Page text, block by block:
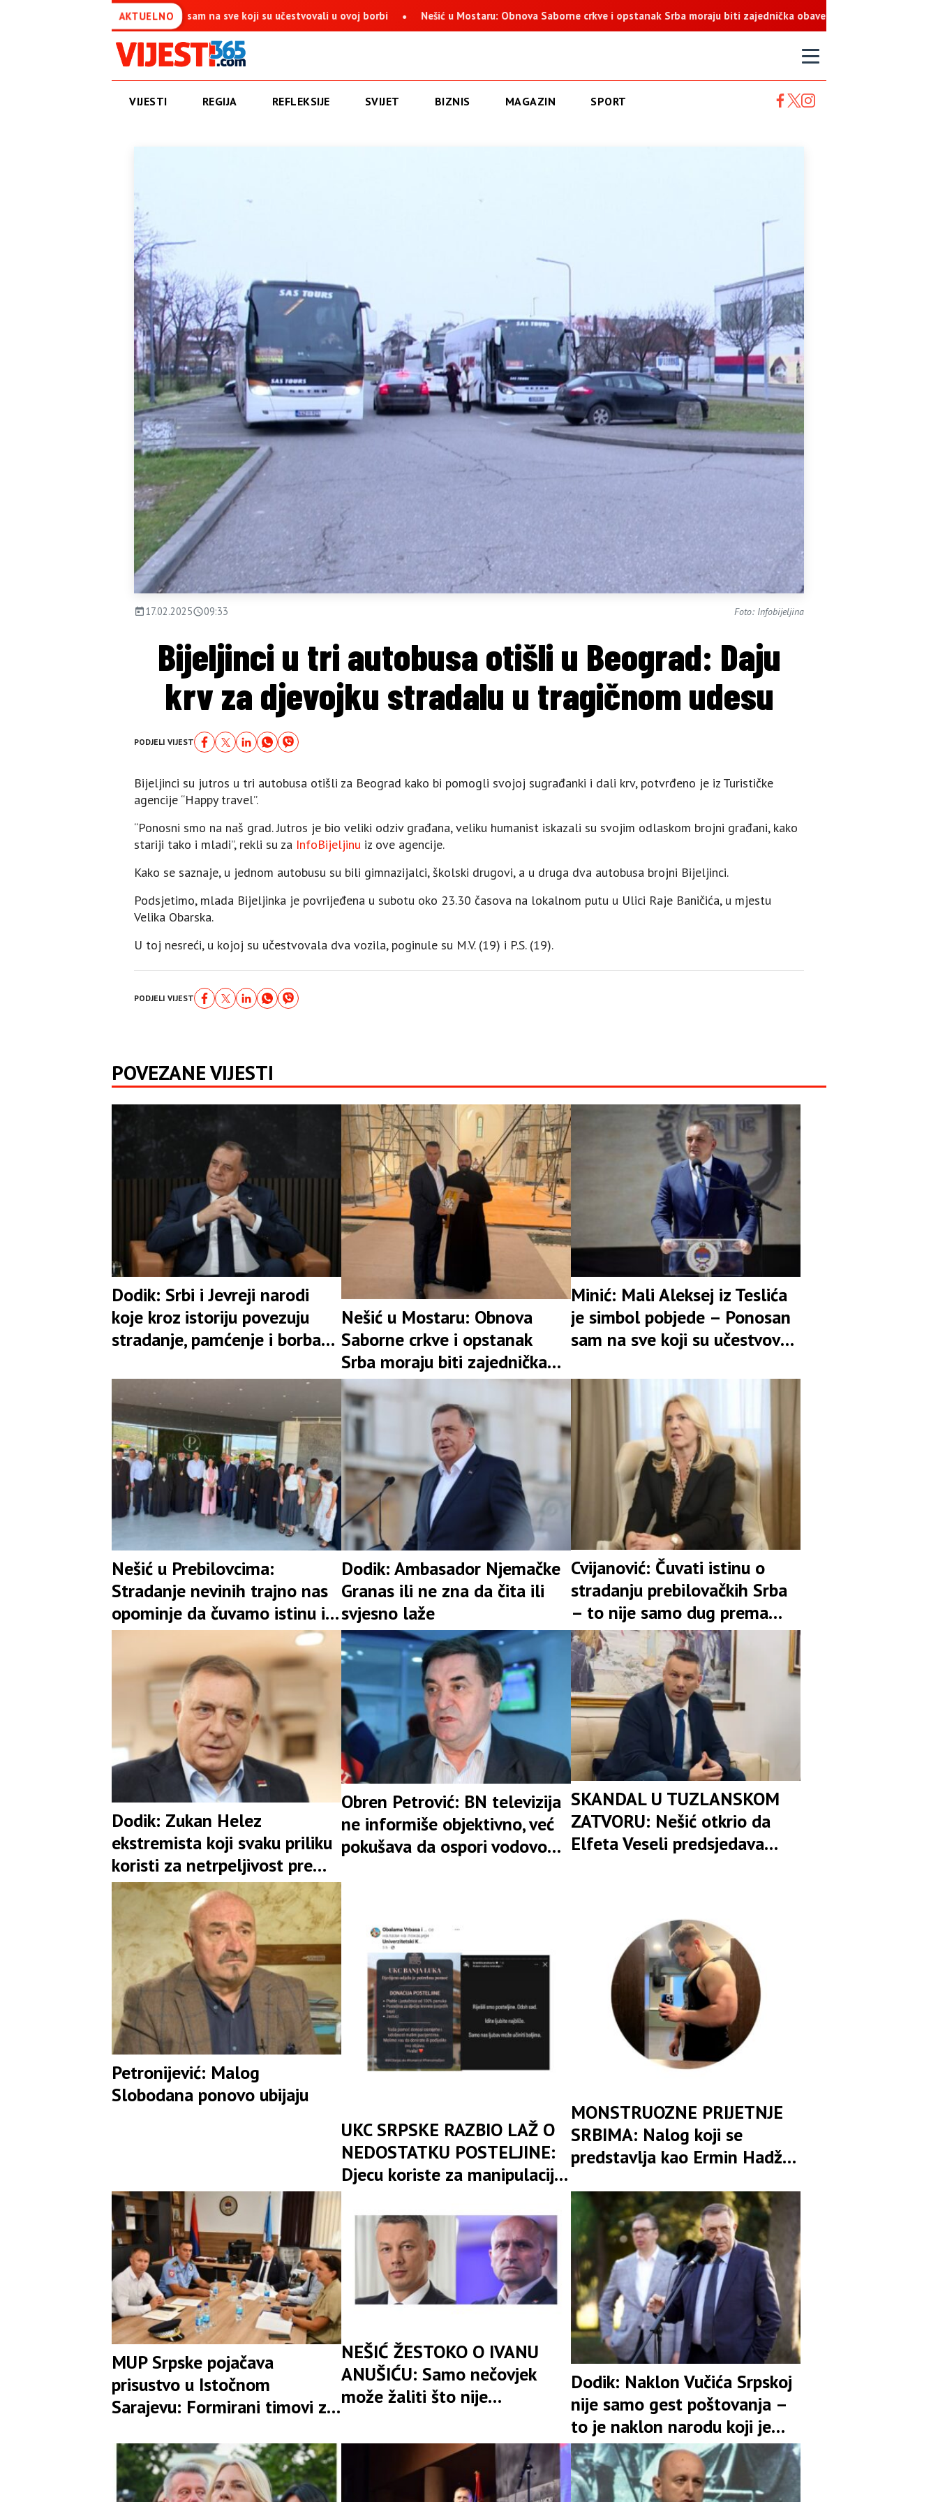
AKTUELNO
simbol pobjede – Ponosan sam na sve koji su učestvovali u ovoj borbi Nešić u Mostaru: Obnova Saborne crkve i opstanak Srba moraju biti zajednička obaveza
VIJESTI REGIJA REFLEKSIJE SVIJET BIZNIS MAGAZIN SPORT
17.02.2025 09:33 Foto: Infobijeljina
Bijeljinci u tri autobusa otišli u Beograd: Daju
krv za djevojku stradalu u tragičnom udesu
PODJELI VIJEST
Bijeljinci su jutros u tri autobusa otišli za Beograd kako bi pomogli svojoj sugrađanki i dali krv, potvrđeno je iz Turističke
agencije “Happy travel”.
“Ponosni smo na naš grad. Jutros je bio veliki odziv građana, veliku humanist iskazali su svojim odlaskom brojni građani, kako
stariji tako i mladi”, rekli su za InfoBijeljinu iz ove agencije.
Kako se saznaje, u jednom autobusu su bili gimnazijalci, školski drugovi, a u druga dva autobusa brojni Bijeljinci.
Podsjetimo, mlada Bijeljinka je povrijeđena u subotu oko 23.30 časova na lokalnom putu u Ulici Raje Baničića, u mjestu
Velika Obarska.
U toj nesreći, u kojoj su učestvovala dva vozila, poginule su M.V. (19) i P.S. (19).
PODJELI VIJEST
POVEZANE VIJESTI
Dodik: Srbi i Јevreji narodi
koje kroz istoriju povezuju
stradanje, pamćenje i borba
Nešić u Mostaru: Obnova
Saborne crkve i opstanak
Srba moraju biti zajednička
obaveza
Minić: Mali Aleksej iz Teslića
je simbol pobjede – Ponosan
sam na sve koji su učestvovali
Nešić u Prebilovcima:
Stradanje nevinih trajno nas
opominje da čuvamo istinu i
jedinstvo
Dodik: Ambasador Njemačke
Granas ili ne zna da čita ili
svjesno laže
Cvijanović: Čuvati istinu o
stradanju prebilovačkih Srba
– to nije samo dug prema
prošlosti
Dodik: Zukan Helez
ekstremista koji svaku priliku
koristi za netrpeljivost prema
Srbima
Obren Petrović: BN televizija
ne informiše objektivno, već
pokušava da ospori vodovod
SKANDAL U TUZLANSKOM
ZATVORU: Nešić otkrio da
Elfeta Veseli predsjedava
Petronijević: Malog
Slobodana ponovo ubijaju
UKC SRPSKE RAZBIO LAŽ O
NEDOSTATKU POSTELJINE:
Djecu koriste za manipulaciju
i jeftino skupljanje političkih
poena
MONSTRUOZNE PRIJETNJE
SRBIMA: Nalog koji se
predstavlja kao Ermin Hadžić
„sravnjivanje Banjaluke sa
zemljom“
MUP Srpske pojačava
prisustvo u Istočnom
Sarajevu: Formirani timovi za
ubistava
NEŠIĆ ŽESTOKO O IVANU
ANUŠIĆU: Samo nečovjek
može žaliti što nije
250.000 Srba
Dodik: Naklon Vučića Srpskoj
nije samo gest poštovanja –
to je naklon narodu koji je
ostao uspravan uprkos svim
stradanjima